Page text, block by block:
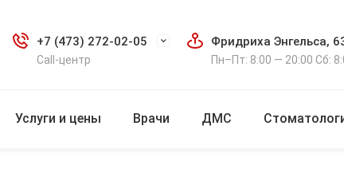
+7 (473) 272-02-05
Call-центр
Фридриха Энгельса,
Пн–Пт: 8:00 — 20:00 Сб:
Услуги и цены Врачи ДМС